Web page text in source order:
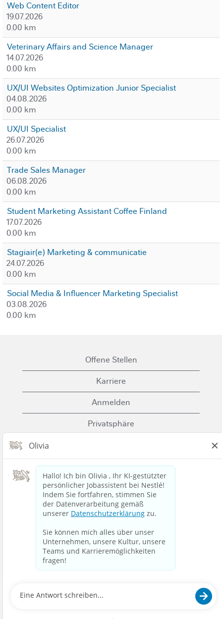
Web Content Editor
19.07.2026
0.00 km
Veterinary Affairs and Science Manager
14.07.2026
0.00 km
UX/UI Websites Optimization Junior Specialist
04.08.2026
0.00 km
UX/UI Specialist
26.07.2026
0.00 km
Trade Sales Manager
06.08.2026
0.00 km
Student Marketing Assistant Coffee Finland
17.07.2026
0.00 km
Stagiair(e) Marketing & communicatie
24.07.2026
0.00 km
Social Media & Influencer Marketing Specialist
03.08.2026
0.00 km
Offene Stellen
Karriere
Anmelden
Privatsphäre
Nutzungsbedingungen
Kontaktiere uns
Nestle.com
Lebensmitteln und Getränken, um die
Lebensqualität für alle zu verbessern, heute und für